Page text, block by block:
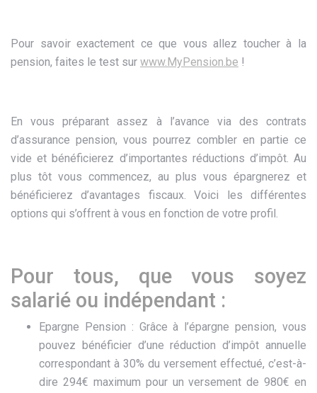
Pour savoir exactement ce que vous allez toucher à la
pension, faites le test sur www.MyPension.be !
En vous préparant assez à l’avance via des contrats
d’assurance pension, vous pourrez combler en partie ce
vide et bénéficierez d’importantes réductions d’impôt. Au
plus tôt vous commencez, au plus vous épargnerez et
bénéficierez d’avantages fiscaux. Voici les différentes
options qui s’offrent à vous en fonction de votre profil.
Pour tous, que vous soyez
salarié ou indépendant :
Epargne Pension : Grâce à l’épargne pension, vous
pouvez bénéficier d’une réduction d’impôt annuelle
correspondant à 30% du versement effectué, c’est-à-
dire 294€ maximum pour un versement de 980€ en